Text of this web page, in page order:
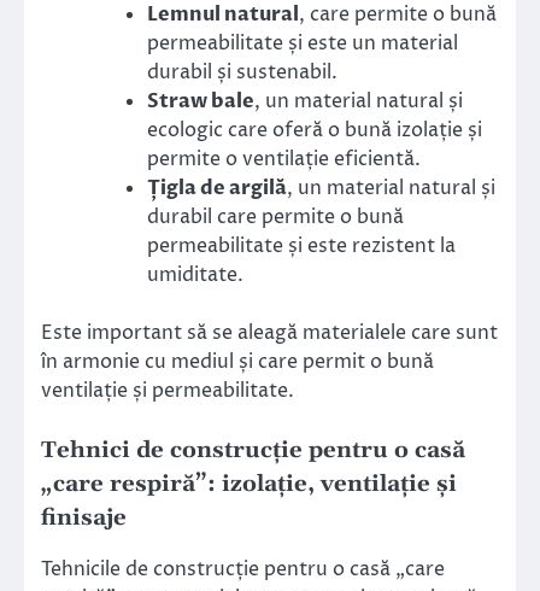
Lemnul natural, care permite o bună
permeabilitate și este un material
durabil și sustenabil.
Straw bale, un material natural și
ecologic care oferă o bună izolație și
permite o ventilație eficientă.
Țigla de argilă, un material natural și
durabil care permite o bună
permeabilitate și este rezistent la
umiditate.
Este important să se aleagă materialele care sunt
în armonie cu mediul și care permit o bună
ventilație și permeabilitate.
Tehnici de construcție pentru o casă
„care respiră”: izolație, ventilație și
finisaje
Tehnicile de construcție pentru o casă „care